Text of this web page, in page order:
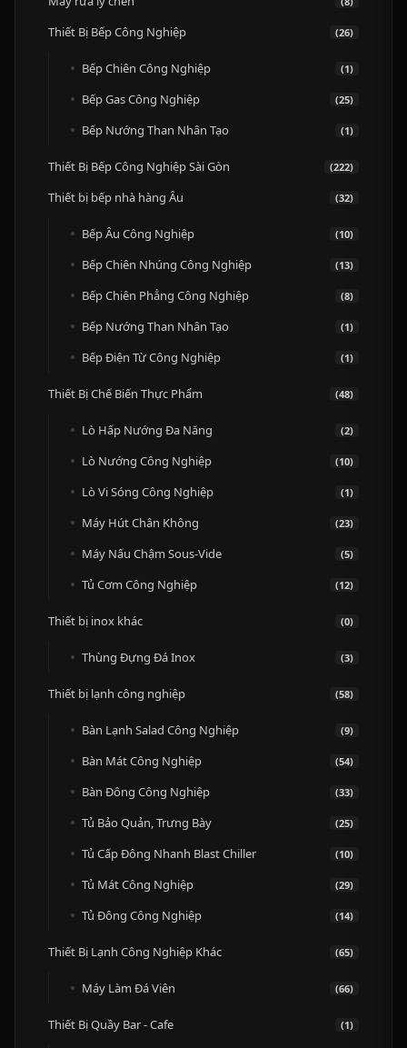
Thiết Bị Bếp Công Nghiệp (26)
Bếp Chiên Công Nghiệp (1)
Bếp Gas Công Nghiệp (25)
Bếp Nướng Than Nhân Tạo (1)
Thiết Bị Bếp Công Nghiệp Sài Gòn (222)
Thiết bị bếp nhà hàng Âu (32)
Bếp Âu Công Nghiệp (10)
Bếp Chiên Nhúng Công Nghiệp (13)
Bếp Chiên Phẳng Công Nghiệp (8)
Bếp Nướng Than Nhân Tạo (1)
Bếp Điện Từ Công Nghiệp (1)
Thiết Bị Chế Biến Thực Phẩm (48)
Lò Hấp Nướng Đa Năng (2)
Lò Nướng Công Nghiệp (10)
Lò Vi Sóng Công Nghiệp (1)
Máy Hút Chân Không (23)
Máy Nấu Chậm Sous-Vide (5)
Tủ Cơm Công Nghiệp (12)
Thiết bị inox khác (0)
Thùng Đựng Đá Inox (3)
Thiết bị lạnh công nghiệp (58)
Bàn Lạnh Salad Công Nghiệp (9)
Bàn Mát Công Nghiệp (54)
Bàn Đông Công Nghiệp (33)
Tủ Bảo Quản, Trưng Bày (25)
Tủ Cấp Đông Nhanh Blast Chiller (10)
Tủ Mát Công Nghiệp (29)
Tủ Đông Công Nghiệp (14)
Thiết Bị Lạnh Công Nghiệp Khác (65)
Máy Làm Đá Viên (66)
Thiết Bị Quầy Bar - Cafe (1)